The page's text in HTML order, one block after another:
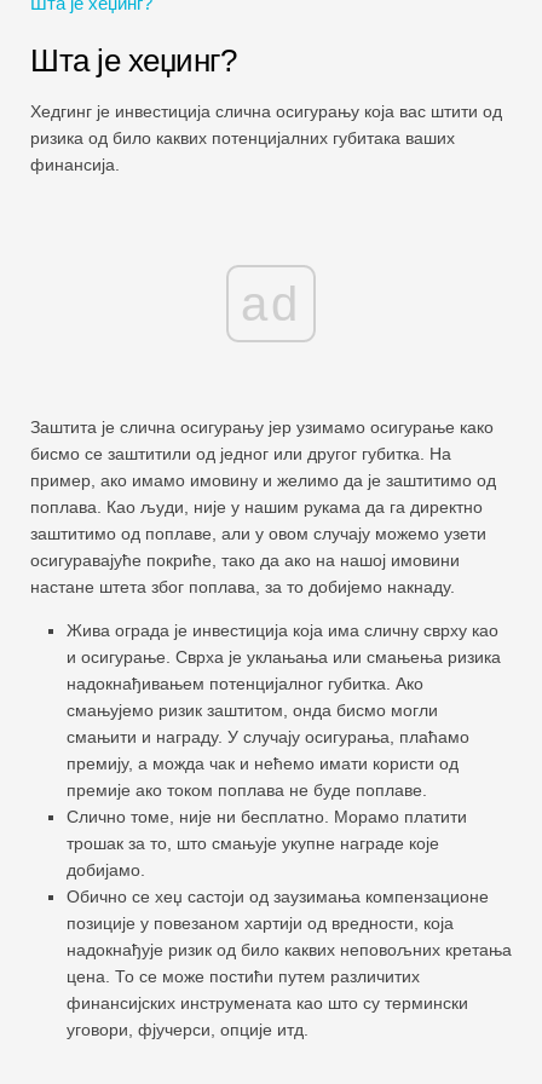
Водичи за финансијско моделирање
Пуни облик
Водичи за управљање ризиком
Шта је хеџинг?
Хедгинг је инвестиција слична осигурању која вас штити од
ризика од било каквих потенцијалних губитака ваших
финансија.
ad
Заштита је слична осигурању јер узимамо осигурање како
бисмо се заштитили од једног или другог губитка. На
пример, ако имамо имовину и желимо да је заштитимо од
поплава. Као људи, није у нашим рукама да га директно
заштитимо од поплаве, али у овом случају можемо узети
осигуравајуће покриће, тако да ако на нашој имовини
настане штета због поплава, за то добијемо накнаду.
Жива ограда је инвестиција која има сличну сврху као
и осигурање. Сврха је уклањања или смањења ризика
надокнађивањем потенцијалног губитка. Ако
смањујемо ризик заштитом, онда бисмо могли
смањити и награду. У случају осигурања, плаћамо
премију, а можда чак и нећемо имати користи од
премије ако током поплава не буде поплаве.
Слично томе, није ни бесплатно. Морамо платити
трошак за то, што смањује укупне награде које
добијамо.
Обично се хеџ састоји од заузимања компензационе
позиције у повезаном хартији од вредности, која
надокнађује ризик од било каквих неповољних кретања
цена. То се може постићи путем различитих
финансијских инструмената као што су термински
уговори, фјучерси, опције итд.